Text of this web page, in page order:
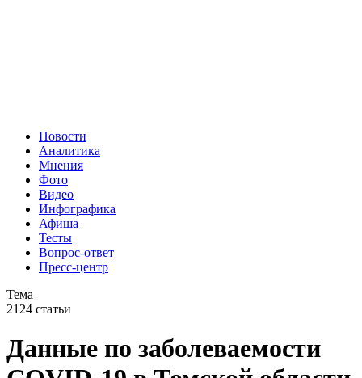
Новости
Аналитика
Мнения
Фото
Видео
Инфографика
Афиша
Тесты
Вопрос-ответ
Пресс-центр
Тема
2124 статьи
Данные по заболеваемости